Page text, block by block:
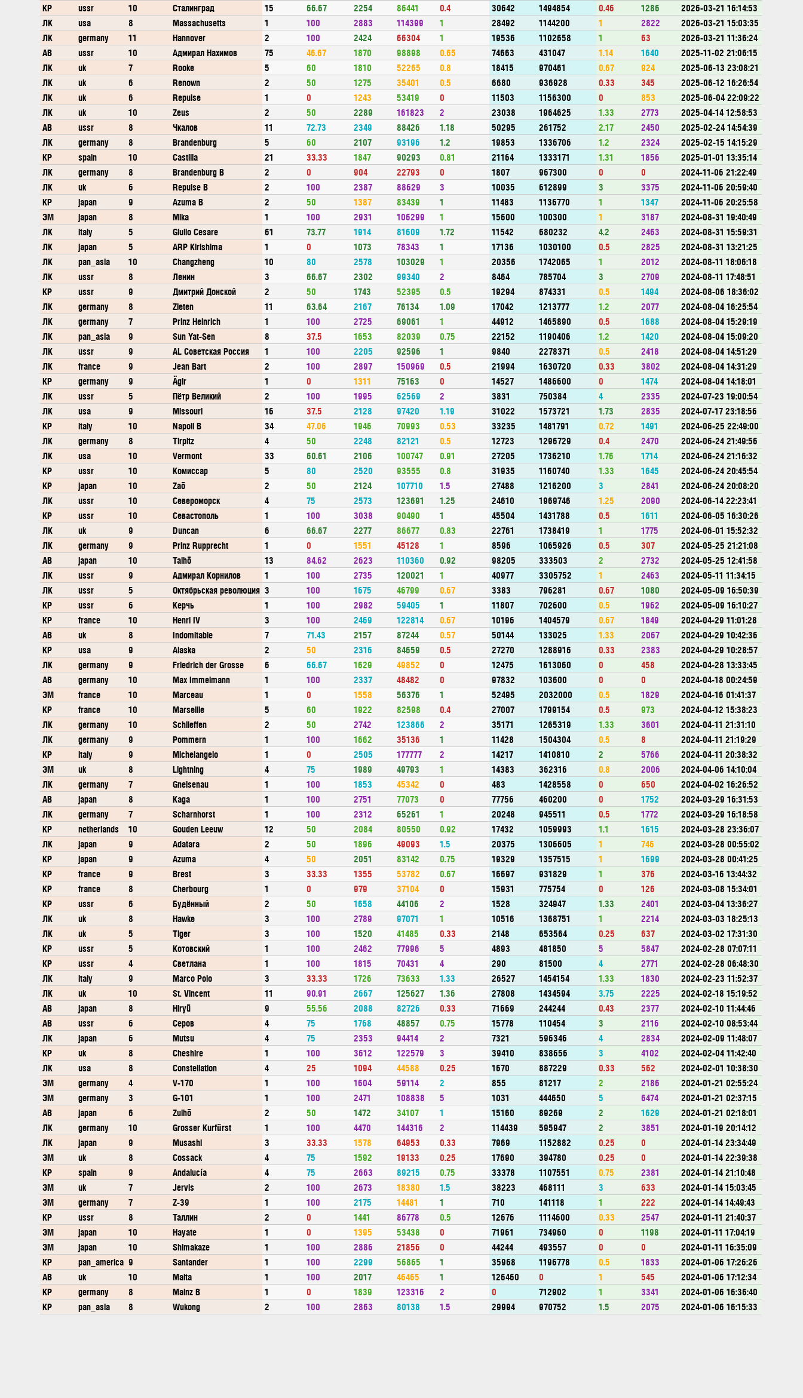
КР
ussr 10 Сталинград 15 66.67 2254 86441 0.4 30642 1494854 0.46 1286
2026-03-21 16:14:53
ЛК
usa 8 Massachusetts 1 100 2883 114399 1 28492 1144200 1 2822
2026-03-21 15:03:35
ЛК
germany 11 Hannover 2 100 2424 66304 1 19536 1102658 1 63
2026-03-21 11:36:24
АВ
ussr 10 Адмирал Нахимов 75 46.67 1870 98898 0.65 74663 431047 1.14 1640
2025-11-02 21:06:15
ЛК
uk 7 Rooke 5 60 1810 52265 0.8 18415 970461 0.67 924
2025-06-13 23:08:21
ЛК
uk 6 Renown 2 50 1275 35401 0.5 6680 936928 0.33 345
2025-06-12 16:26:54
ЛК
uk 6 Repulse 1 0 1243 53419 0 11503 1156300 0 853
2025-06-04 22:09:22
ЛК
uk 10 Zeus 2 50 2289 161823 2 23038 1964625 1.33 2773
2025-04-14 12:58:53
АВ
ussr 8 Чкалов 11 72.73 2349 88426 1.18 50295 261752 2.17 2450
2025-02-24 14:54:39
ЛК
germany 8 Brandenburg 5 60 2107 93196 1.2 19853 1336706 1.2 2324
2025-02-15 14:15:29
КР
spain 10 Castilla 21 33.33 1847 90293 0.81 21164 1333171 1.31 1856
2025-01-01 13:35:14
ЛК
germany 8 Brandenburg B 2 0 904 22793 0 1807 967300 0 0
2024-11-06 21:22:49
ЛК
uk 6 Repulse B 2 100 2387 88629 3 10035 612899 3 3375
2024-11-06 20:59:40
КР
japan 9 Azuma B 2 50 1387 83439 1 11483 1136770 1 1347
2024-11-06 20:25:58
ЭМ
japan 8 Mika 1 100 2931 106299 1 15600 100300 1 3187
2024-08-31 19:40:49
ЛК
italy 5 Giulio Cesare 61 73.77 1914 81609 1.72 11542 680232 4.2 2463
2024-08-31 15:59:31
ЛК
japan 5 ARP Kirishima 1 0 1073 78343 1 17136 1030100 0.5 2825
2024-08-31 13:21:25
ЛК
pan_asia 10 Changzheng 10 80 2578 103029 1 20356 1742065 1 2012
2024-08-11 18:06:18
ЛК
ussr 8 Ленин 3 66.67 2302 99340 2 8464 785704 3 2709
2024-08-11 17:48:51
КР
ussr 9 Дмитрий Донской 2 50 1743 52395 0.5 19294 874331 0.5 1494
2024-08-06 18:36:02
ЛК
germany 8 Zieten 11 63.64 2167 76134 1.09 17042 1213777 1.2 2077
2024-08-04 16:25:54
ЛК
germany 7 Prinz Heinrich 1 100 2725 69061 1 44912 1465890 0.5 1688
2024-08-04 15:29:19
ЛК
pan_asia 9 Sun Yat-Sen 8 37.5 1653 82039 0.75 22152 1190406 1.2 1420
2024-08-04 15:09:20
ЛК
ussr 9 AL Советская Россия 1 100 2205 92596 1 9840 2278371 0.5 2418
2024-08-04 14:51:29
ЛК
france 9 Jean Bart 2 100 2897 150969 0.5 21994 1630720 0.33 3802
2024-08-04 14:31:29
КР
germany 9 Ägir 1 0 1311 75163 0 14527 1486600 0 1474
2024-08-04 14:18:01
ЛК
ussr 5 Пётр Великий 2 100 1995 62569 2 3831 750384 4 2335
2024-07-23 19:00:54
ЛК
usa 9 Missouri 16 37.5 2128 97420 1.19 31022 1573721 1.73 2835
2024-07-17 23:18:56
КР
italy 10 Napoli B 34 47.06 1946 70993 0.53 33235 1481791 0.72 1491
2024-06-25 22:49:00
ЛК
germany 8 Tirpitz 4 50 2248 82121 0.5 12723 1296729 0.4 2470
2024-06-24 21:49:56
ЛК
usa 10 Vermont 33 60.61 2106 100747 0.91 27205 1736210 1.76 1714
2024-06-24 21:16:32
КР
ussr 10 Комиссар 5 80 2520 93555 0.8 31935 1160740 1.33 1645
2024-06-24 20:45:54
КР
japan 10 Zaō 2 50 2124 107710 1.5 27488 1216200 3 2841
2024-06-24 20:08:20
ЛК
ussr 10 Североморск 4 75 2573 123691 1.25 24610 1969746 1.25 2090
2024-06-14 22:23:41
КР
ussr 10 Севастополь 1 100 3038 90490 1 45504 1431788 0.5 1611
2024-06-05 16:30:26
ЛК
uk 9 Duncan 6 66.67 2277 86677 0.83 22761 1738419 1 1775
2024-06-01 15:52:32
ЛК
germany 9 Prinz Rupprecht 1 0 1551 45128 1 8596 1065926 0.5 307
2024-05-25 21:21:08
АВ
japan 10 Taihō 13 84.62 2623 110360 0.92 98205 333503 2 2732
2024-05-25 12:41:58
ЛК
ussr 9 Адмирал Корнилов 1 100 2735 120021 1 40977 3305752 1 2463
2024-05-11 11:34:15
ЛК
ussr 5 Октябрьская революция 3 100 1675 46799 0.67 3383 796281 0.67 1080
2024-05-09 16:50:39
КР
ussr 6 Керчь 1 100 2982 59405 1 11807 702600 0.5 1962
2024-05-09 16:10:27
КР
france 10 Henri IV 3 100 2469 122814 0.67 10196 1404579 0.67 1849
2024-04-29 11:01:28
АВ
uk 8 Indomitable 7 71.43 2157 87244 0.57 50144 133025 1.33 2067
2024-04-29 10:42:36
КР
usa 9 Alaska 2 50 2316 84659 0.5 27270 1288916 0.33 2383
2024-04-29 10:28:57
ЛК
germany 9 Friedrich der Grosse 6 66.67 1629 49852 0 12475 1613060 0 458
2024-04-28 13:33:45
АВ
germany 10 Max Immelmann 1 100 2337 48482 0 97832 103600 0 0
2024-04-18 00:24:59
ЭМ
france 10 Marceau 1 0 1558 56376 1 52495 2032000 0.5 1829
2024-04-16 01:41:37
КР
france 10 Marseille 5 60 1922 82598 0.4 27007 1799154 0.5 973
2024-04-12 15:38:23
ЛК
germany 10 Schlieffen 2 50 2742 123866 2 35171 1265319 1.33 3601
2024-04-11 21:31:10
ЛК
germany 9 Pommern 1 100 1662 35136 1 11428 1504304 0.5 8
2024-04-11 21:19:29
КР
italy 9 Michelangelo 1 0 2505 177777 2 14217 1410810 2 5766
2024-04-11 20:38:32
ЭМ
uk 8 Lightning 4 75 1989 49793 1 14383 362316 0.8 2006
2024-04-06 14:10:04
ЛК
germany 7 Gneisenau 1 100 1853 45342 0 483 1428558 0 650
2024-04-02 16:26:52
АВ
japan 8 Kaga 1 100 2751 77073 0 77756 460200 0 1752
2024-03-29 16:31:53
ЛК
germany 7 Scharnhorst 1 100 2312 65261 1 20248 945511 0.5 1772
2024-03-29 16:18:58
КР
netherlands 10 Gouden Leeuw 12 50 2084 80550 0.92 17432 1059993 1.1 1615
2024-03-28 23:36:07
ЛК
japan 9 Adatara 2 50 1896 49093 1.5 20375 1306605 1 746
2024-03-28 00:55:02
КР
japan 9 Azuma 4 50 2051 83142 0.75 19329 1357515 1 1699
2024-03-28 00:41:25
КР
france 9 Brest 3 33.33 1355 53782 0.67 16697 931829 1 376
2024-03-16 13:44:32
КР
france 8 Cherbourg 1 0 979 37104 0 15931 775754 0 126
2024-03-08 15:34:01
КР
ussr 6 Будённый 2 50 1658 44106 2 1528 324947 1.33 2401
2024-03-04 13:36:27
ЛК
uk 8 Hawke 3 100 2789 97071 1 10516 1368751 1 2214
2024-03-03 18:25:13
ЛК
uk 5 Tiger 3 100 1520 41485 0.33 2148 653564 0.25 637
2024-03-02 17:31:30
КР
ussr 5 Котовский 1 100 2462 77996 5 4893 481850 5 5847
2024-02-28 07:07:11
КР
ussr 4 Светлана 1 100 1815 70431 4 290 81500 4 2771
2024-02-28 06:48:30
ЛК
italy 9 Marco Polo 3 33.33 1726 73633 1.33 26527 1454154 1.33 1830
2024-02-23 11:52:37
ЛК
uk 10 St. Vincent 11 90.91 2667 125627 1.36 27808 1434594 3.75 2225
2024-02-18 15:19:52
АВ
japan 8 Hiryū 9 55.56 2088 82726 0.33 71669 244244 0.43 2377
2024-02-10 11:44:46
АВ
ussr 6 Серов 4 75 1768 48857 0.75 15778 110454 3 2116
2024-02-10 08:53:44
ЛК
japan 6 Mutsu 4 75 2353 94414 2 7321 596346 4 2834
2024-02-09 11:48:07
КР
uk 8 Cheshire 1 100 3612 122579 3 39410 838656 3 4102
2024-02-04 11:42:40
ЛК
usa 8 Constellation 4 25 1094 44588 0.25 1670 887229 0.33 562
2024-02-01 10:38:30
ЭМ
germany 4 V-170 1 100 1604 59114 2 855 81217 2 2186
2024-01-21 02:55:24
ЭМ
germany 3 G-101 1 100 2471 108838 5 1031 444650 5 6474
2024-01-21 02:37:15
АВ
japan 6 Zuihō 2 50 1472 34107 1 15160 89269 2 1629
2024-01-21 02:18:01
ЛК
germany 10 Grosser Kurfürst 1 100 4470 144316 2 114439 595947 2 3851
2024-01-19 20:14:12
ЛК
japan 9 Musashi 3 33.33 1578 64953 0.33 7969 1152882 0.25 0
2024-01-14 23:34:49
ЭМ
uk 8 Cossack 4 75 1592 19133 0.25 17690 394780 0.25 0
2024-01-14 22:39:38
КР
spain 9 Andalucía 4 75 2663 89215 0.75 33378 1107551 0.75 2381
2024-01-14 21:10:48
ЭМ
uk 7 Jervis 2 100 2673 18380 1.5 38223 468111 3 633
2024-01-14 15:03:45
ЭМ
germany 7 Z-39 1 100 2175 14481 1 710 141118 1 222
2024-01-14 14:49:43
КР
ussr 8 Таллин 2 0 1441 86778 0.5 12676 1114600 0.33 2547
2024-01-11 21:40:37
ЭМ
japan 10 Hayate 1 0 1395 53438 0 71961 734960 0 1198
2024-01-11 17:04:19
ЭМ
japan 10 Shimakaze 1 100 2886 21856 0 44244 493557 0 0
2024-01-11 16:35:09
КР
pan_america 9 Santander 1 100 2299 56865 1 35968 1196778 0.5 1833
2024-01-06 17:26:26
АВ
uk 10 Malta 1 100 2017 46465 1 126460 0 1 545
2024-01-06 17:12:34
КР
germany 8 Mainz B 1 0 1839 123316 2 0 712902 1 3341
2024-01-06 16:36:40
КР
pan_asia 8 Wukong 2 100 2863 80138 1.5 29994 970752 1.5 2075 2024-01-06 16:15:33